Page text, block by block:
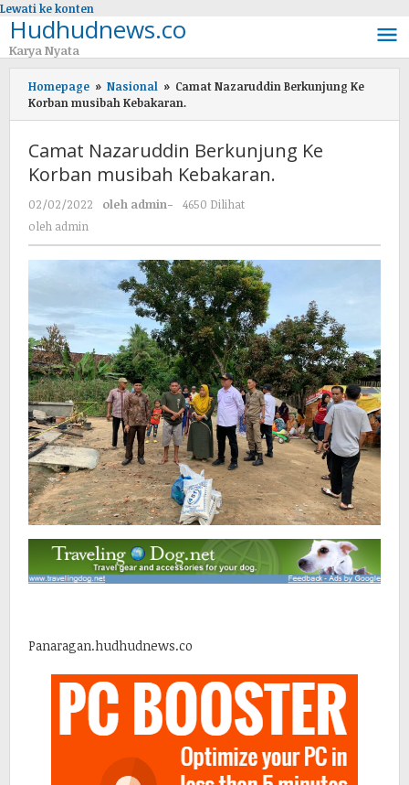
Lewati ke konten
Hudhudnews.co
Karya Nyata
Homepage » Nasional » Camat Nazaruddin Berkunjung Ke
Korban musibah Kebakaran.
Camat Nazaruddin Berkunjung Ke
Korban musibah Kebakaran.
02/02/2022 oleh admin-
4650 Dilihat
oleh admin
Panaragan.hudhudnews.co